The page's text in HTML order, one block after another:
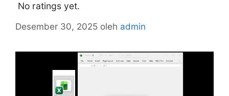
No ratings yet.
Desember 30, 2025 oleh admin